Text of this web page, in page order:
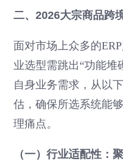
二、2026大宗商品跨
面对市场上众多的
业选型需跳出“功能堆
自身业务需求，从以
估，确保所选系统能
理痛点。
（一）行业适配性：